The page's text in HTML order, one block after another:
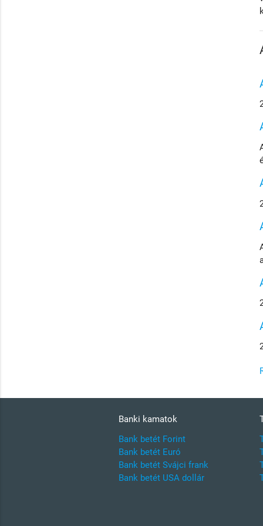
Banki kamatok
Bank betét Forint
Bank betét Euró
Bank betét Svájci frank
Bank betét USA dollár